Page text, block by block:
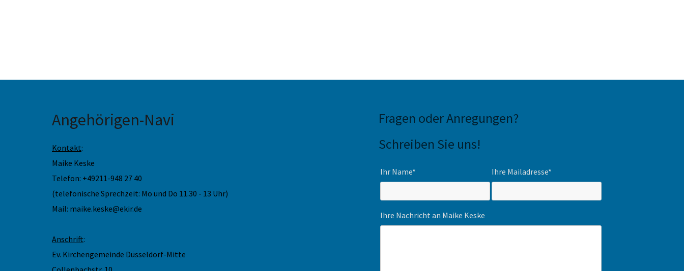
Angehörigen-Navi
Kontakt:
Maike Keske
Telefon: +49211-948 27 40
(telefonische Sprechzeit: Mo und Do 11.30 - 13 Uhr)
Mail: maike.keske@ekir.de
Anschrift:
Ev. Kirchengemeinde Düsseldorf-Mitte
Fragen oder Anregungen?
Schreiben Sie uns!
Ihr Name* Ihre Mailadresse*
Ihre Nachricht an Maike Keske